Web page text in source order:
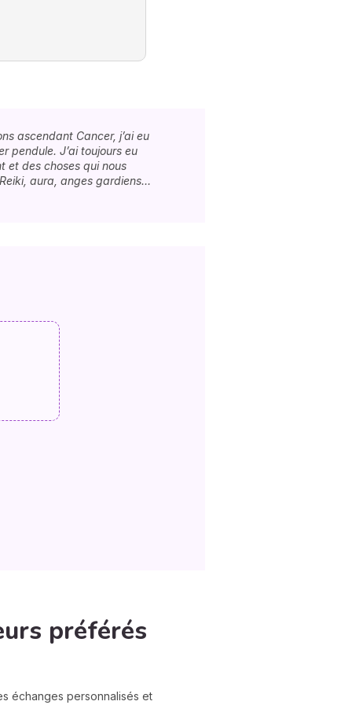
ascendant Cancer, j’ai eu
pendule. J’ai toujours eu
et des choses qui nous
aura, anges gardiens…
préférés
échanges personnalisés et